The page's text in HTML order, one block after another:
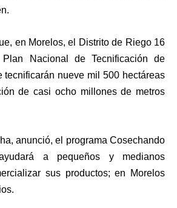
en Morelos, el Distrito de Riego 16
Nacional de Tecnificación de
tecnificarán nueve mil 500 hectáreas
de casi ocho millones de metros
anunció, el programa Cosechando
a pequeños y medianos
sus productos; en Morelos